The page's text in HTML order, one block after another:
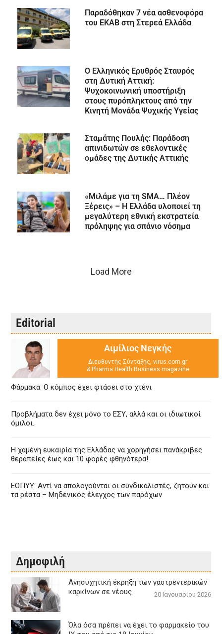
Παραδόθηκαν 7 νέα ασθενοφόρα
του ΕΚΑΒ στη Στερεά Ελλάδα
Ο Ελληνικός Ερυθρός Σταυρός
στη Δυτική Αττική:
Ψυχοκοινωνική υποστήριξη
στους πυρόπληκτους από την
Κινητή Μονάδα Ψυχικής Υγείας
Σταμάτης Πουλής: Παράδοση
απινιδωτών σε εθελοντικές
ομάδες της Δυτικής Αττικής
«Μιλάμε για τη SMA… Πλέον
Ξέρεις» – Η Ελλάδα υλοποιεί τη
μεγαλύτερη εθνική εκστρατεία
πρόληψης για σπάνιο νόσημα
Load More
Editorial
Αιμίλιος Νεγκής
Διευθυντής Σύνταξης, virus.com.gr
& Pharma Health Business magazine
Φάρμακα: Ο κόμπος έχει φτάσει στο χτένι
Προβλήματα δεν έχει μόνο το ΕΣΥ, αλλά και οι ιδιωτικοί
όμιλοι..
Η χαμένη ευκαιρία της Ελλάδας να χορηγήσει πανάκριβες
θεραπείες έως και 10 φορές φθηνότερα!
ΕΟΠΥΥ: Αντί να απολογούνται οι συνδικαλιστές, ζητούν και
τα ρέστα – Μηδενικός έλεγχος των παρόχων
Δημοφιλή
Aνησυχητική έκρηξη των γαστρεντερικών
καρκίνων σε νέους
20 Ιανουαρίου 2026
Όλα όσα πρέπει να έχει το φαρμακείο του